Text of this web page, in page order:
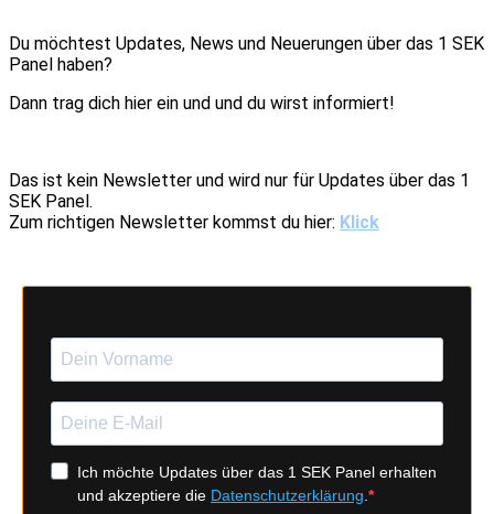
Du möchtest Updates, News und Neuerungen über das 1 SEK
Panel haben?
Dann trag dich hier ein und und du wirst informiert!
Das ist kein Newsletter und wird nur für Updates über das 1
SEK Panel.
Zum richtigen Newsletter kommst du hier: Klick
Ich möchte Updates über das 1 SEK Panel erhalten
und akzeptiere die Datenschutzerklärung